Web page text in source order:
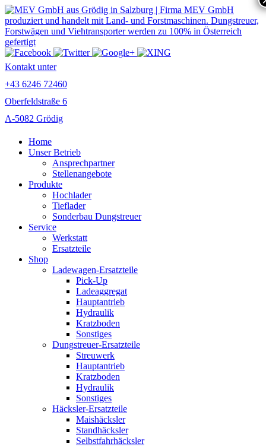
Kontakt unter
+43 6246 72460
Oberfeldstraße 6
A-5082 Grödig
Home
Unser Betrieb
Ansprechpartner
Stellenangebote
Produkte
Hochlader
Tieflader
Sonderbau Dungstreuer
Service
Werkstatt
Ersatzteile
Shop
Ladewagen-Ersatzteile
Pick-Up
Ladeaggregat
Hauptantrieb
Hydraulik
Kratzboden
Sonstiges
Dungstreuer-Ersatzteile
Streuwerk
Hauptantrieb
Kratzboden
Hydraulik
Sonstiges
Häcksler-Ersatzteile
Maishäcksler
Standhäcksler
Selbstfahrhäcksler